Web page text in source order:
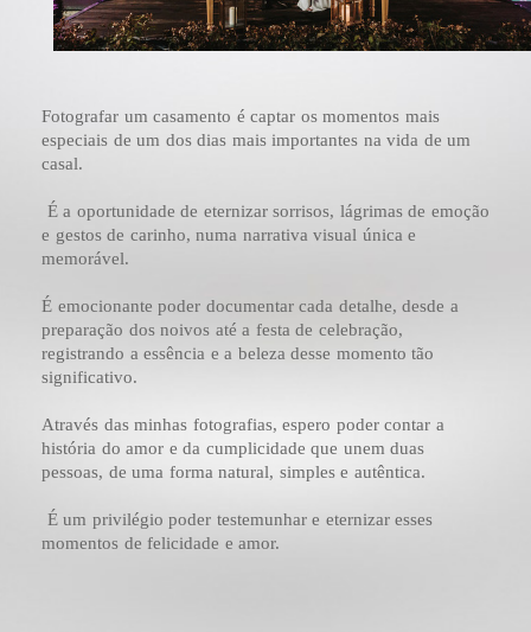
Fotografar um casamento é captar os momentos mais
especiais de um dos dias mais importantes na vida de um
casal.
É a oportunidade de eternizar sorrisos, lágrimas de emoção
e gestos de carinho, numa narrativa visual única e
memorável.
É emocionante poder documentar cada detalhe, desde a
preparação dos noivos até a festa de celebração,
registrando a essência e a beleza desse momento tão
significativo.
Através das minhas fotografias, espero poder contar a
história do amor e da cumplicidade que unem duas
pessoas, de uma forma natural, simples e autêntica.
É um privilégio poder testemunhar e eternizar esses
momentos de felicidade e amor.